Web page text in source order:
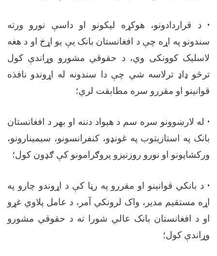
• د قراردادونو، هوکړه لیکونو او داسې نورو ورته
سندونو په اړه چې د افغانستان بانک یې یو اړخ او د هغه
لاسلیک کوونکی وي، د حقوقي مشورو وړاندې کول
ترڅو ډاډ ترلاسه شي چې دا سندونه له اړوندو نافذه
قوانینو او مقررو سره مطابقت لري؛
• له لارښوونو سره سم د هېواد دننه او بهر د افغانستان
بانک په استازیتوب په غونډو، کنفرانسونو، سیمینارونو،
ورکشاپونو او نورو روزنیزو پروګرامونو کې ګډون کول؛
• د بانکي قوانینو او مقررو په رڼا کې د اړوندو چارو په
اړه مستقیم مدیر، واک لرونکي آمر، د عامل پلاوي غړو
او د افغانستان بانک عالي شورا ته د حقوقي مشورو
وړاندې کول؛